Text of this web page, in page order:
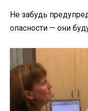
Не забудь
опасности — они